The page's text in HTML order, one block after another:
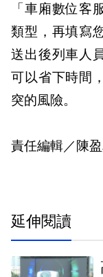
「車廂數位客
類型，再填寫
送出後列車人
可以省下時間
突的風險。
責任編輯／陳
延伸閱讀